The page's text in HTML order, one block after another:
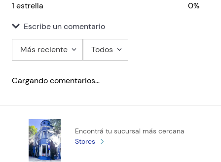
1 estrella
0%
Escribe un comentario
Título
Califica el producto de 1 a 5 estrellas
★★★★
Tu nombre
Más reciente Todos
Cargando comentarios…
Encontrá tu sucursal más cercana
Stores